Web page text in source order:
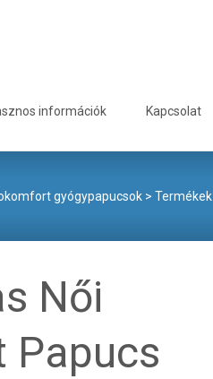
információk Kapcsolat
gyógypapucsok >Termékek
Női
Papucs